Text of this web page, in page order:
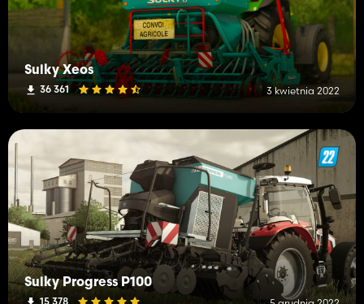
Sulky Xeos
36 361 3 kwietnia 2022
Sulky Progress P100
15 378